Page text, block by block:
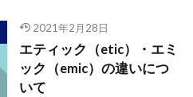
2021年2月28日
エティック（etic）・エミ
ック（emic）の違いにつ
いて